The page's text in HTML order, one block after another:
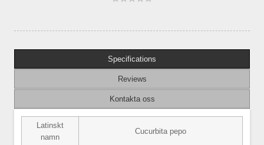
Specifications
Reviews
Kontakta oss
Latinskt
namn
Cucurbita pepo